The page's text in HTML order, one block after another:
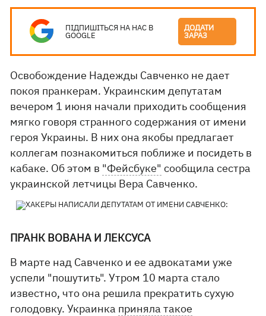
ПІДПИШІТЬСЯ НА НАС В
GOOGLE
ДОДАТИ
ЗАРАЗ
Освобождение Надежды Савченко не дает
покоя пранкерам. Украинским депутатам
вечером 1 июня начали приходить сообщения
мягко говоря странного содержания от имени
героя Украины. В них она якобы предлагает
коллегам познакомиться поближе и посидеть в
кабаке. Об этом в "Фейсбуке" сообщила сестра
украинской летчицы Вера Савченко.
ПРАНК ВОВАНА И ЛЕКСУСА
В марте над Савченко и ее адвокатами уже
успели "пошутить". Утром 10 марта стало
известно, что она решила прекратить сухую
голодовку. Украинка приняла такое